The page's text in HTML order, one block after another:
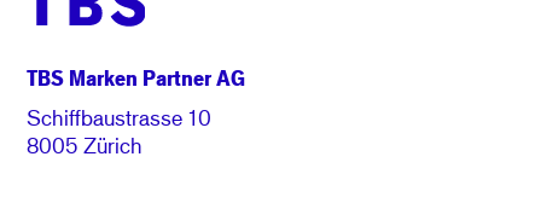
TBS Marken Partner AG
Schiffbaustrasse 10
8005 Zürich